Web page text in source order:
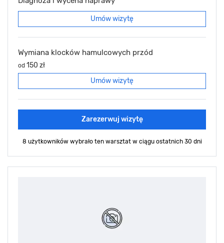
Umów wizytę
Wymiana klocków hamulcowych przód
od 150 zł
Umów wizytę
Zarezerwuj wizytę
8 użytkowników wybrało ten warsztat w ciągu ostatnich 30 dni